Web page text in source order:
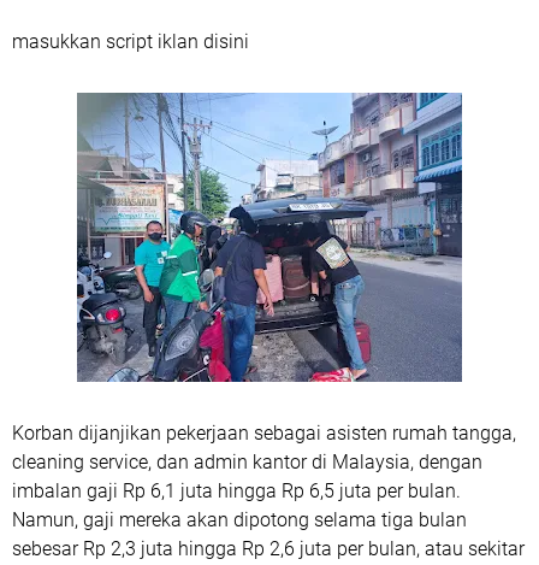
masukkan script iklan disini
Korban dijanjikan pekerjaan sebagai asisten rumah tangga,
cleaning service, dan admin kantor di Malaysia, dengan
imbalan gaji Rp 6,1 juta hingga Rp 6,5 juta per bulan.
Namun, gaji mereka akan dipotong selama tiga bulan
sebesar Rp 2,3 juta hingga Rp 2,6 juta per bulan, atau sekitar